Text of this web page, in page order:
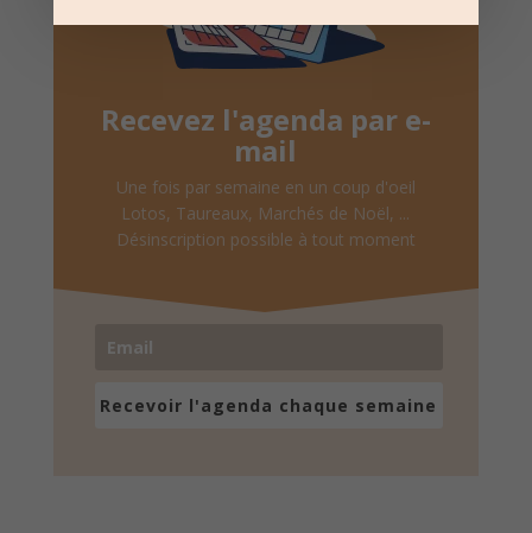
Recevez l'agenda par e-
mail
Une fois par semaine en un coup d'oeil
Lotos, Taureaux, Marchés de Noël, ...
Désinscription possible à tout moment
Recevoir l'agenda chaque semaine